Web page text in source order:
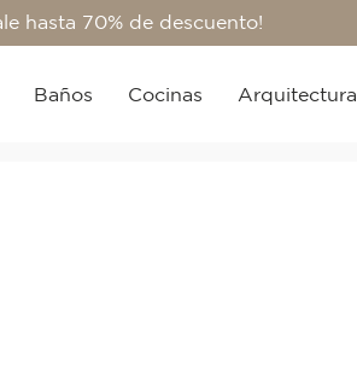
hasta 70% de descuento!
Baños Cocinas Arquitectura